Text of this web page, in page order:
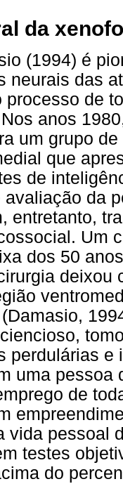
da
(1994) é
neurais das
processo de
anos
um grupo
que
de
da
entretanto,
Um
dos 50
deixou
perdulárias
uma pessoa
de
vida pessoal
testes
do